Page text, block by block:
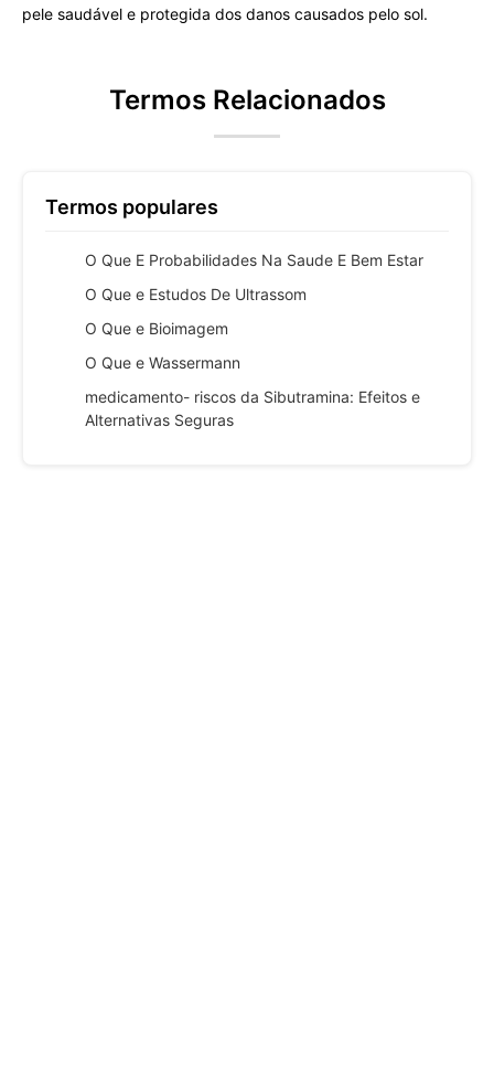
pele saudável e protegida dos danos causados pelo sol.
Termos Relacionados
Termos populares
O Que E Probabilidades Na Saude E Bem Estar
O Que e Estudos De Ultrassom
O Que e Bioimagem
O Que e Wassermann
medicamento- riscos da Sibutramina: Efeitos e
Alternativas Seguras